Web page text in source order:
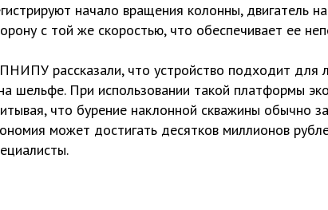
начало вращения колонны, двигатель
с той же скоростью, что обеспечивает ее
рассказали, что устройство подходит для
шельфе. При использовании такой платформы
что бурение наклонной скважины обычно
может достигать десятков миллионов